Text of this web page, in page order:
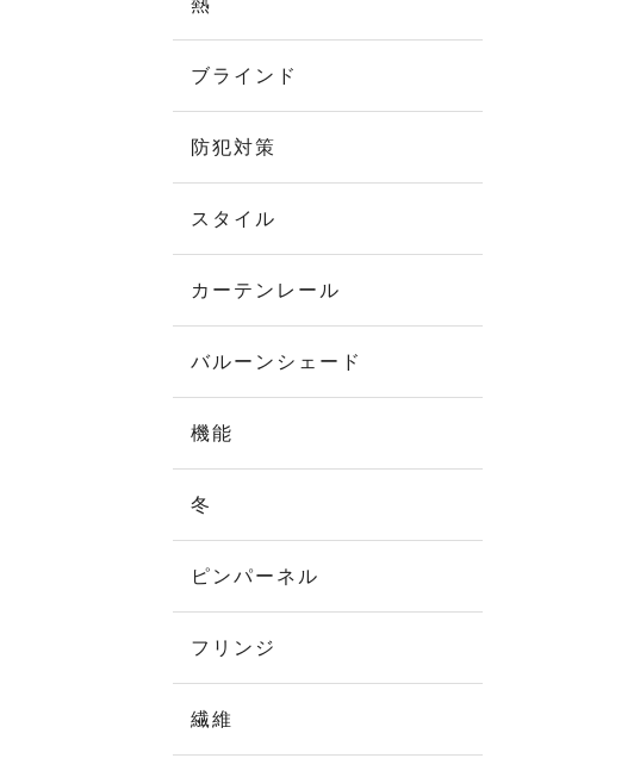
熱
ブラインド
防犯対策
スタイル
カーテンレール
バルーンシェード
機能
冬
ピンパーネル
フリンジ
繊維